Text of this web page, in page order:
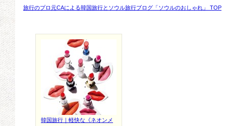
旅行のプロ元CAによる韓国旅行とソウル旅行ブログ「ソウルのおしゃれ」 TOP
韓国旅行｜軽快な《ネオンメ